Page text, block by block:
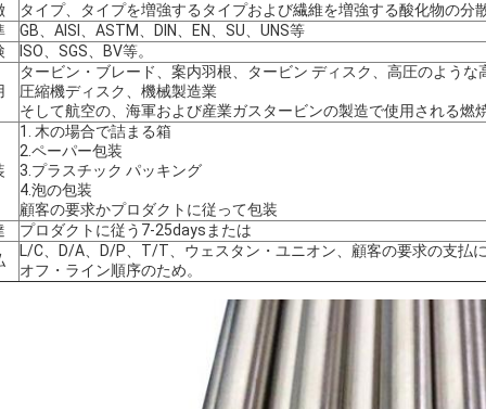
タイプ、タイプを増強するタイプおよび繊維を増強する酸化物の分
GB、AISI、ASTM、DIN、EN、SU、UNS等
ISO、SGS、BV等。
タービン・ブレード、案内羽根、タービン ディスク、高圧のような
圧縮機ディスク、機械製造業
そして航空の、海軍および産業ガスタービンの製造で使用される燃
1. 木の場合で詰まる箱
2.ペーパー包装
3.プラスチック パッキング
4.泡の包装
顧客の要求かプロダクトに従って包装
プロダクトに従う7-25daysまたは
L/C、D/A、D/P、T/T、ウェスタン・ユニオン、顧客の要求の支払
オフ・ライン順序のため。